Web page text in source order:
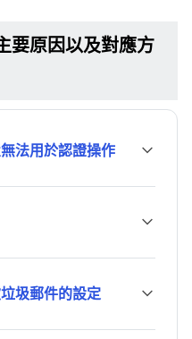
要原因以及對應方
法用於認證操作
圾郵件的設定